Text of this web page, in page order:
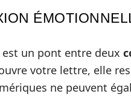
un pont entre deux
votre lettre, elle
ne peuvent